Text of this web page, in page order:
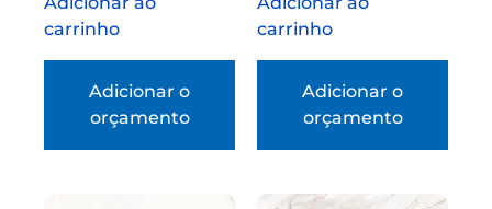
carrinho
Adicionar o
orçamento
carrinho
Adicionar o
orçamento